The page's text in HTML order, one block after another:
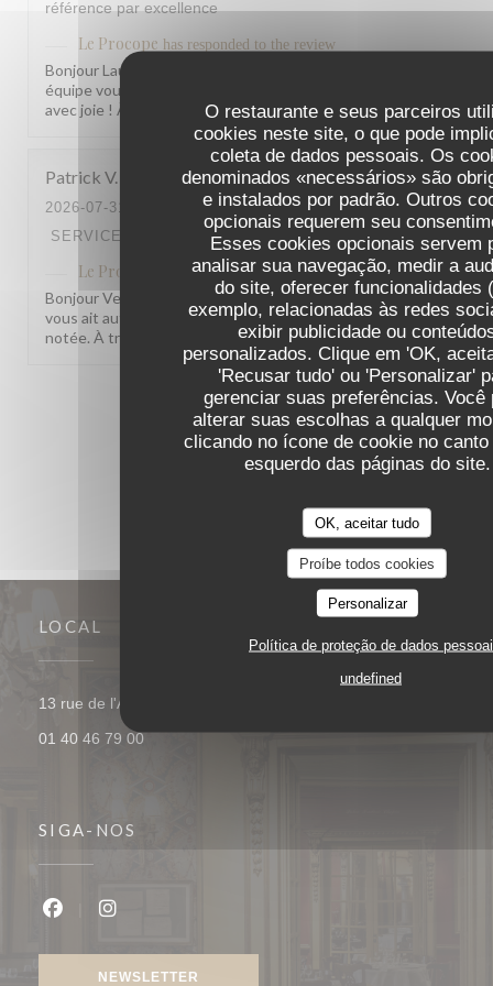
O restaurante e seus parceiros
cookies neste site, o que pode
coleta de dados pessoais. Os
denominados «necessários» são
e instalados por padrão. Outros
opcionais requerem seu
Esses cookies opcionais servem
analisar sua navegação, medir a
do site, oferecer funcionalidades
exemplo, relacionadas às redes
exibir publicidade ou
personalizados. Clique em 'OK,
'Recusar tudo' ou 'Personalizar'
gerenciar suas preferências. Você
alterar suas escolhas a qualquer
clicando no ícone de cookie no
esquerdo das páginas do site.
OK, aceitar tudo
Proíbe todos cookies
Personalizar
Política de proteção de dados
undefined
référence par excellence
Le Procope has responded to the review
Bonjour Laurent, Merci pour ce retour aussi généreux ! Savoir
équipe vous a autant marqué nous fait vraiment plaisir. On leur
avec joie ! À très bientôt parmi nous. L'équipe du Procope
Patrick V
2026-07-31
- 19:15 - GUESTS 2
SERVICE
AMBIENCE: 4/5 MENU : 5/5
Le Procope has responded to the review
Bonjour Veron, Merci pour ce beau retour ! Nous sommes ravis
vous ait autant plu. Pour le rapport qualité-prix, votre remarque
notée. À très bientôt ! L'équipe du Procope
1 2 3
LOCAL
13 rue de l'Ancienne Comédie 75006 Paris
01 40 46 79 00
SIGA-NOS
NEWSLETTER